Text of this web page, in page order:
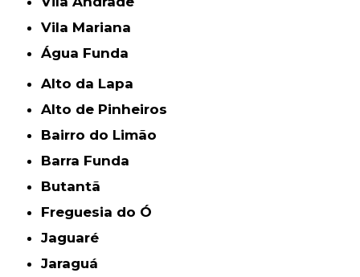
Vila Mariana
Água Funda
Alto da Lapa
Alto de Pinheiros
Bairro do Limão
Barra Funda
Butantã
Freguesia do Ó
Jaguaré
Jaraguá